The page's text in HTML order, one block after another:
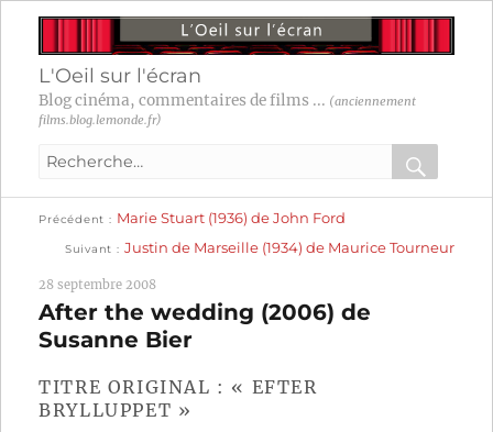
L'Oeil sur l'écran
Blog cinéma, commentaires de films ... (anciennement
films.blog.lemonde.fr)
Recherche
:
OK
Navigation
l’article
Précédent
précédente :
Marie Stuart (1936) de John Ford
Suivant
suivante :
Justin de Marseille (1934) de Maurice Tourneur
28 septembre 2008
After the wedding (2006) de
Susanne Bier
TITRE ORIGINAL : « EFTER
BRYLLUPPET »